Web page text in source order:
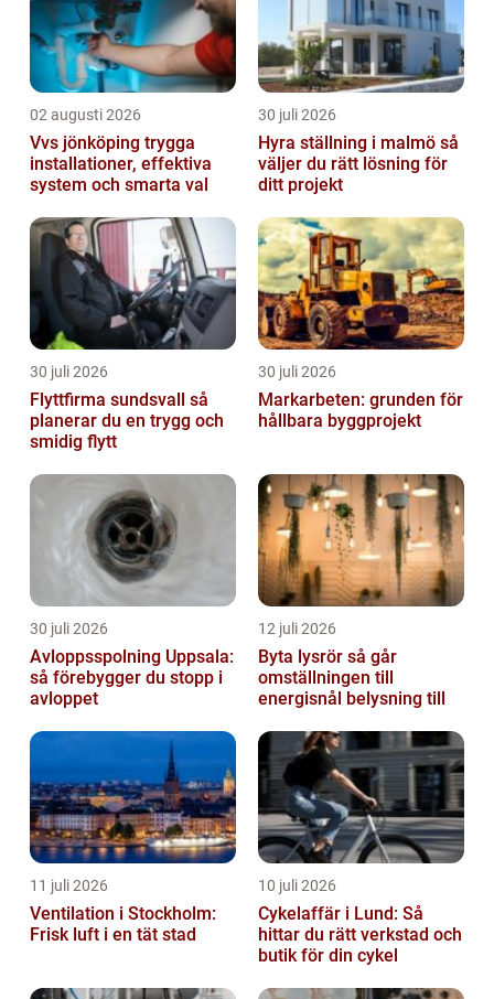
02 augusti 2026
Vvs jönköping trygga
installationer, effektiva
system och smarta val
30 juli 2026
Hyra ställning i malmö så
väljer du rätt lösning för
ditt projekt
30 juli 2026
Flyttfirma sundsvall så
planerar du en trygg och
smidig flytt
30 juli 2026
Markarbeten: grunden för
hållbara byggprojekt
30 juli 2026
Avloppsspolning Uppsala:
så förebygger du stopp i
avloppet
12 juli 2026
Byta lysrör så går
omställningen till
energisnål belysning till
11 juli 2026
Ventilation i Stockholm:
Frisk luft i en tät stad
10 juli 2026
Cykelaffär i Lund: Så
hittar du rätt verkstad och
butik för din cykel